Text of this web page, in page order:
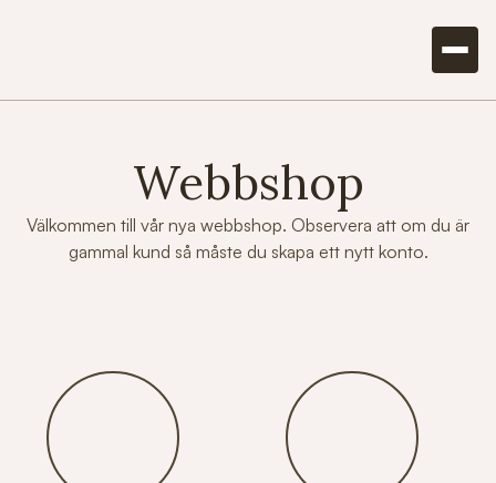
Webbshop
Välkommen till vår nya webbshop. Observera att om du är
gammal kund så måste du skapa ett nytt konto.